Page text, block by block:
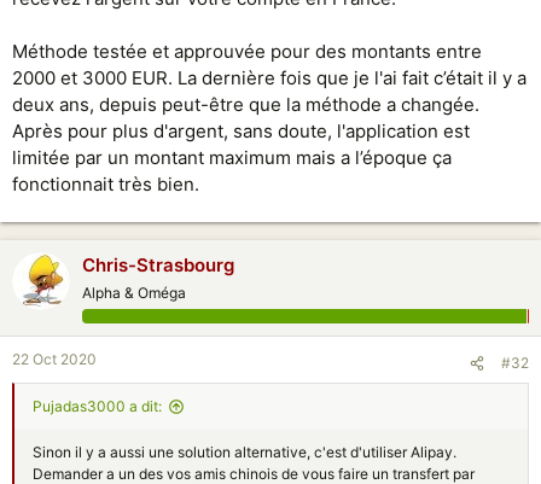
Méthode testée et approuvée pour des montants entre
2000 et 3000 EUR. La dernière fois que je l'ai fait c’était il y a
deux ans, depuis peut-être que la méthode a changée.
Après pour plus d'argent, sans doute, l'application est
limitée par un montant maximum mais a l’époque ça
fonctionnait très bien.
Chris-Strasbourg
Alpha & Oméga
22 Oct 2020 #32
Pujadas3000 a dit:
Sinon il y a aussi une solution alternative, c'est d'utiliser Alipay.
Demander a un des vos amis chinois de vous faire un transfert par